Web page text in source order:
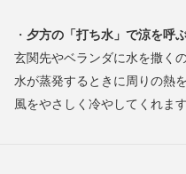
・ 夕方の「打ち水」で涼を呼
玄関先やベランダに水を撒く
水が蒸発するときに周りの熱
風をやさしく冷やしてくれます